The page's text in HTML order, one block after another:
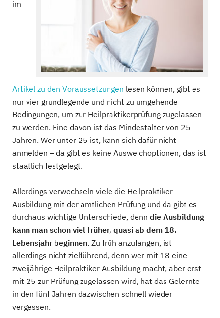
im
Artikel zu den Voraussetzungen lesen können, gibt es
nur vier grundlegende und nicht zu umgehende
Bedingungen, um zur Heilpraktikerprüfung zugelassen
zu werden. Eine davon ist das Mindestalter von 25
Jahren. Wer unter 25 ist, kann sich dafür nicht
anmelden – da gibt es keine Ausweichoptionen, das ist
staatlich festgelegt.
Allerdings verwechseln viele die Heilpraktiker
Ausbildung mit der amtlichen Prüfung und da gibt es
durchaus wichtige Unterschiede, denn die Ausbildung
kann man schon viel früher, quasi ab dem 18.
Lebensjahr beginnen. Zu früh anzufangen, ist
allerdings nicht zielführend, denn wer mit 18 eine
zweijährige Heilpraktiker Ausbildung macht, aber erst
mit 25 zur Prüfung zugelassen wird, hat das Gelernte
in den fünf Jahren dazwischen schnell wieder
vergessen.